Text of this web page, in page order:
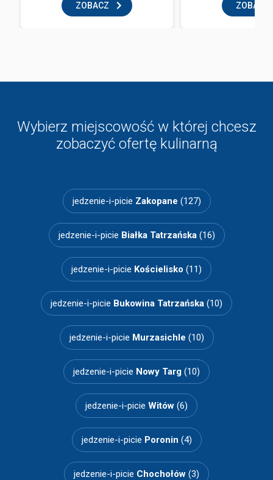
ZOBACZ ZOBACZ
Wybierz miejscowość w której chcesz
zobaczyć ofertę kulinarną
jedzenie-i-picie Zakopane (127)
jedzenie-i-picie Białka Tatrzańska(16)
jedzenie-i-picie Kościelisko (11)
jedzenie-i-picie Bukowina Tatrzańska (10)
jedzenie-i-picie Murzasichle (10)
jedzenie-i-picie Nowy Targ (10)
jedzenie-i-picie Witów (6)
jedzenie-i-picie Poronin (4)
jedzenie-i-picie Chochołów (3)